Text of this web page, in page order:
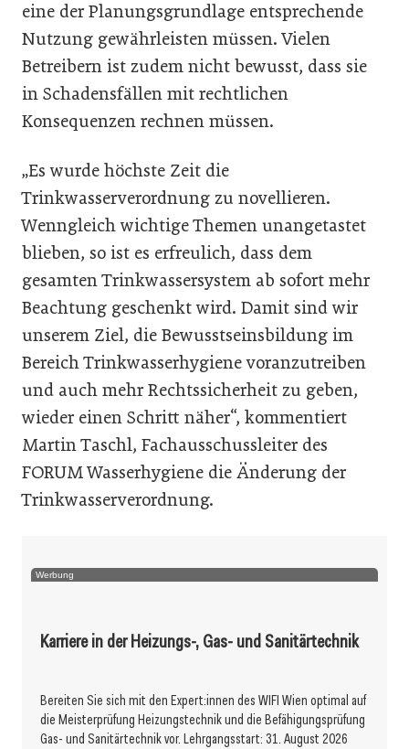
eine der Planungsgrundlage entsprechende
Nutzung gewährleisten müssen. Vielen
Betreibern ist zudem nicht bewusst, dass sie
in Schadensfällen mit rechtlichen
Konsequenzen rechnen müssen.
„Es wurde höchste Zeit die
Trinkwasserverordnung zu novellieren.
Wenngleich wichtige Themen unangetastet
blieben, so ist es erfreulich, dass dem
gesamten Trinkwassersystem ab sofort mehr
Beachtung geschenkt wird. Damit sind wir
unserem Ziel, die Bewusstseinsbildung im
Bereich Trinkwasserhygiene voranzutreiben
und auch mehr Rechtssicherheit zu geben,
wieder einen Schritt näher“, kommentiert
Martin Taschl, Fachausschussleiter des
FORUM Wasserhygiene die Änderung der
Trinkwasserverordnung.
Werbung
Karriere in der Heizungs-, Gas- und Sanitärtechnik
Bereiten Sie sich mit den Expert:innen des WIFI Wien optimal auf
die Meisterprüfung Heizungstechnik und die Befähigungsprüfung
Gas- und Sanitärtechnik vor. Lehrgangsstart: 31. August 2026